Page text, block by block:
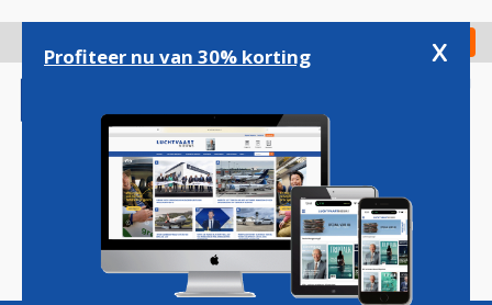
gaan
Check in
Magazine Podcasts Vacatures
Profiteer nu van 30% korting x